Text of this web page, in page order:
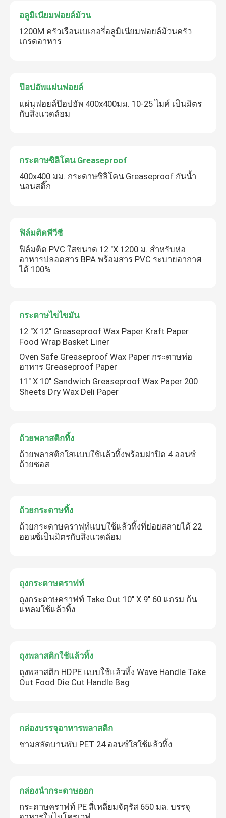
ถ้วยกระดาษทิ้ง
ถุงพลาสติกใช้แล้วทิ้ง
กล่องนำกระดาษออก
ถุงผ้าไม่ทอ
ภาชนะบรรจุอาหารฟอยล์
ป๊อปอัพแผ่นฟอยล์
กระดาษซิลิโคน Greaseproof
ฟิล์มติดพีวีซี
อลูมิเนียมฟอยล์ม้วน
1200M ครัวเรือนเบเกอรี่อลูมิเนียมฟอยล์ม้วนครัว
เกรดอาหาร
ป๊อปอัพแผ่นฟอยล์
แผ่นฟอยล์ป๊อปอัพ 400x400มม. 10-25 ไมค์ เป็นมิตร
กับสิ่งแวดล้อม
กระดาษซิลิโคน Greaseproof
400x400 มม. กระดาษซิลิโคน Greaseproof กันน้ำ
นอนสติ๊ก
ฟิล์มติดพีวีซี
ฟิล์มติด PVC ใสขนาด 12 "X 1200 ม. สำหรับห่อ
อาหารปลอดสาร BPA พร้อมสาร PVC ระบายอากาศ
ได้ 100%
กระดาษไขไขมัน
12 "X 12" Greaseproof Wax Paper Kraft Paper
Food Wrap Basket Liner
Oven Safe Greaseproof Wax Paper กระดาษห่อ
อาหาร Greaseproof Paper
11" X 10" Sandwich Greaseproof Wax Paper 200
Sheets Dry Wax Deli Paper
ถ้วยพลาสติกทิ้ง
ถ้วยพลาสติกใสแบบใช้แล้วทิ้งพร้อมฝาปิด 4 ออนซ์
ถ้วยซอส
ถ้วยกระดาษทิ้ง
ถ้วยกระดาษคราฟท์แบบใช้แล้วทิ้งที่ย่อยสลายได้ 22
ออนซ์เป็นมิตรกับสิ่งแวดล้อม
ถุงกระดาษคราฟท์
ถุงกระดาษคราฟท์ Take Out 10" X 9" 60 แกรม ก้น
แหลมใช้แล้วทิ้ง
ถุงพลาสติกใช้แล้วทิ้ง
ถุงพลาสติก HDPE แบบใช้แล้วทิ้ง Wave Handle Take
Out Food Die Cut Handle Bag
กล่องบรรจุอาหารพลาสติก
ชามสลัดบานพับ PET 24 ออนซ์ใสใช้แล้วทิ้ง
กล่องนำกระดาษออก
กระดาษคราฟท์ PE สี่เหลี่ยมจัตุรัส 650 มล. บรรจุ